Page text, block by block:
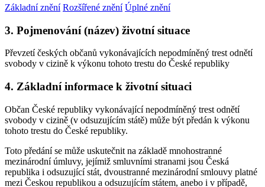
Základní znění Rozšířené znění Úplné znění
3. Pojmenování (název) životní situace
Převzetí českých občanů vykonávajících nepodmíněný trest odnětí
svobody v cizině k výkonu tohoto trestu do České republiky
4. Základní informace k životní situaci
Občan České republiky vykonávající nepodmíněný trest odnětí
svobody v cizině (v odsuzujícím státě) může být předán k výkonu
tohoto trestu do České republiky.
Toto předání se může uskutečnit na základě mnohostranné
mezinárodní úmluvy, jejímiž smluvními stranami jsou Česká
republika i odsuzující stát, dvoustranné mezinárodní smlouvy platné
mezi Českou republikou a odsuzujícím státem, anebo i v případě,